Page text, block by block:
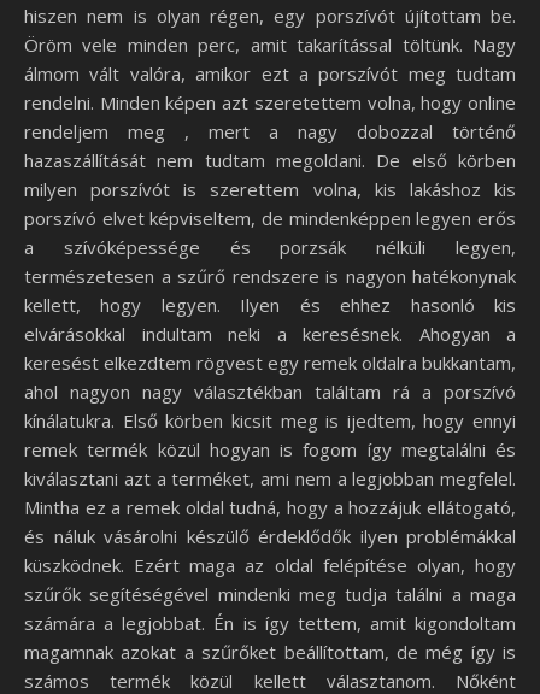
hiszen nem is olyan régen, egy porszívót újítottam be.
Öröm vele minden perc, amit takarítással töltünk. Nagy
álmom vált valóra, amikor ezt a porszívót meg tudtam
rendelni. Minden képen azt szeretettem volna, hogy online
rendeljem meg , mert a nagy dobozzal történő
hazaszállítását nem tudtam megoldani. De első körben
milyen porszívót is szerettem volna, kis lakáshoz kis
porszívó elvet képviseltem, de mindenképpen legyen erős
a szívóképessége és porzsák nélküli legyen,
természetesen a szűrő rendszere is nagyon hatékonynak
kellett, hogy legyen. Ilyen és ehhez hasonló kis
elvárásokkal indultam neki a keresésnek. Ahogyan a
keresést elkezdtem rögvest egy remek oldalra bukkantam,
ahol nagyon nagy választékban találtam rá a porszívó
kínálatukra. Első körben kicsit meg is ijedtem, hogy ennyi
remek termék közül hogyan is fogom így megtalálni és
kiválasztani azt a terméket, ami nem a legjobban megfelel.
Mintha ez a remek oldal tudná, hogy a hozzájuk ellátogató,
és náluk vásárolni készülő érdeklődők ilyen problémákkal
küszködnek. Ezért maga az oldal felépítése olyan, hogy
szűrők segítéségével mindenki meg tudja találni a maga
számára a legjobbat. Én is így tettem, amit kigondoltam
magamnak azokat a szűrőket beállítottam, de még így is
számos termék közül kellett választanom. Nőként